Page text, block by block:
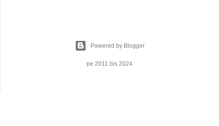
Powered by Blogger
pe 2011 bis 2024